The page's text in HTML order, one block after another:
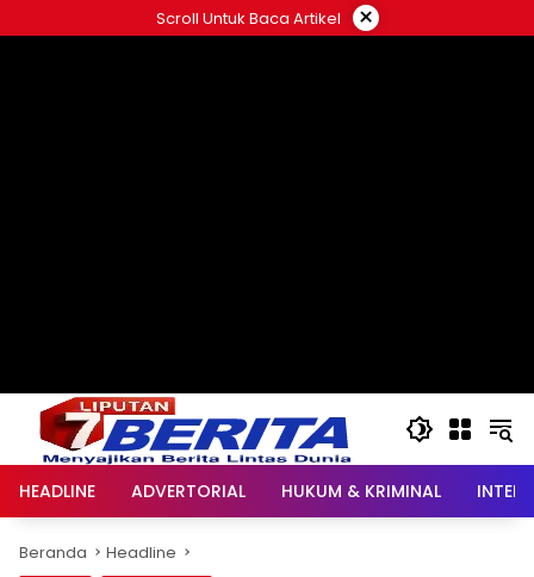
ke
Scroll Untuk Baca Artikel ×
HEADLINE ADVERTORIAL HUKUM & KRIMINAL
Beranda Headline